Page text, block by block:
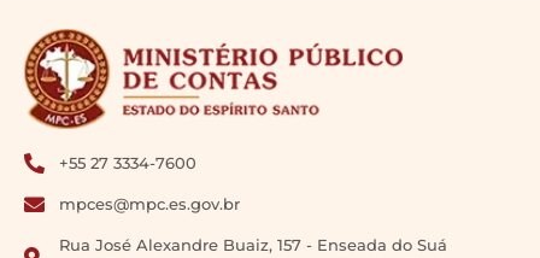
+55 27 3334-7600
mpces@mpc.es.gov.br
Rua José Alexandre Buaiz, 157 - Enseada do Suá